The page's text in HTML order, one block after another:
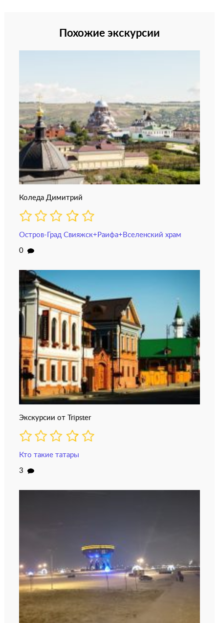
Похожие экскурсии
Коледа Димитрий
Остров-Град Свияжск+Раифа+Вселенский храм
0
Экскурсии от Tripster
Кто такие татары
3